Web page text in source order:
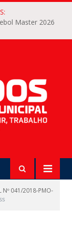
Master 2026
Nº 041/2018-PMO-